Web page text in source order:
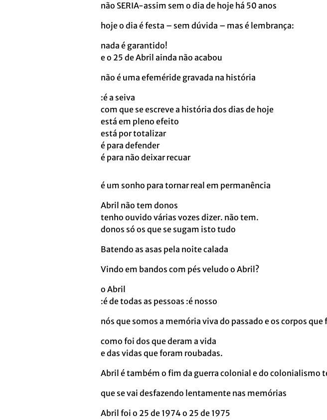
não SERIA-assim sem o dia de hoje há 50 anos
hoje o dia é festa – sem dúvida – mas é lembrança:
nada é garantido!
e o 25 de Abril ainda não acabou
não é uma efeméride gravada na história
:é a seiva
com que se escreve a história dos dias de hoje
está em pleno efeito
está por totalizar
é para defender
é para não deixar recuar
é um sonho para tornar real em permanência
Abril não tem donos
tenho ouvido várias vozes dizer. não tem.
donos só os que se sugam isto tudo
Batendo as asas pela noite calada
Vindo em bandos com pés veludo o Abril?
o Abril
:é de todas as pessoas :é nosso
nós que somos a memória viva do passado e os corpos que
como foi dos que deram a vida
e das vidas que foram roubadas.
Abril é também o fim da guerra colonial e do colonialismo
que se vai desfazendo lentamente nas memórias
Abril foi o 25 de 1974 o 25 de 1975